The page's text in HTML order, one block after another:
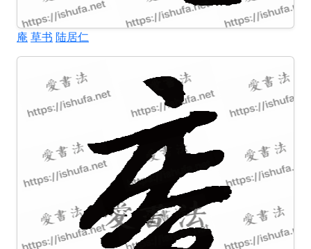
庵 草书 陆居仁